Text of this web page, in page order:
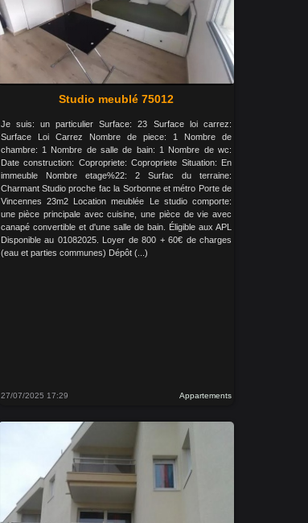
Studio meublé 75012
Je suis: un particulier Surface: 23 Surface loi carrez:
Surface Loi Carrez Nombre de piece: 1 Nombre de
chambre: 1 Nombre de salle de bain: 1 Nombre de wc:
Date construction: Copropriete: Copropriete Situation: En
immeuble Nombre etage%22: 2 Surfac du terraine:
Charmant Studio proche fac la Sorbonne et métro Porte de
Vincennes 23m2 Location meublée Le studio comporte:
une pièce principale avec cuisine, une pièce de vie avec
canapé convertible et d'une salle de bain. Éligible aux APL
Disponible au 01082025. Loyer de 800 + 60€ de charges
(eau et parties communes) Dépôt (...)
27/07/2025 17:29 Appartements